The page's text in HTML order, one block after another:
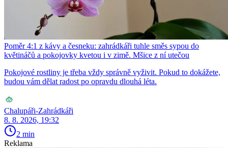
Poměr 4:1 z kávy a česneku: zahrádkáři tuhle směs sypou do
květináčů a pokojovky kvetou i v zimě. Mšice z ní utečou
Pokojové rostliny je třeba vždy správně vyživit. Pokud to dokážete,
budou vám dělat radost po opravdu dlouhá léta.
Chalupáři-Zahrádkáři
8. 8. 2026, 19:32
2 min
Reklama